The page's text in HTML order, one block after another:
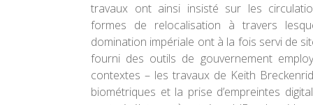
travaux ont ainsi insisté sur les
formes de relocalisation à travers
domination impériale ont à la fois servi de
fourni des outils de gouvernement
contextes – les travaux de Keith
biométriques et la prise d’empreintes